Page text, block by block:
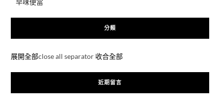
分類
展開全部close all separator 收合全部
近期留言